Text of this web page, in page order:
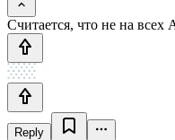
Считается, что не на всех
Reply